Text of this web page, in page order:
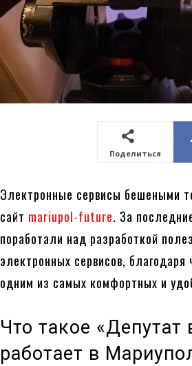
Поделиться
Электронные сервисы бешеными
сайт mariupol-future. За
поработали над разработкой
электронных сервисов,
одним из самых комфортных и
Что такое «Депутат
работает в